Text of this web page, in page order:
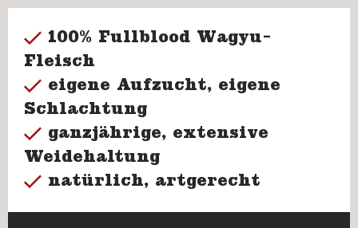
100% Fullblood Wagyu-
Fleisch
eigene Aufzucht, eigene
Schlachtung
ganzjährige, extensive
Weidehaltung
natürlich, artgerecht